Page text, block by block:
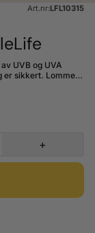
Art.nr:LFL10315
+